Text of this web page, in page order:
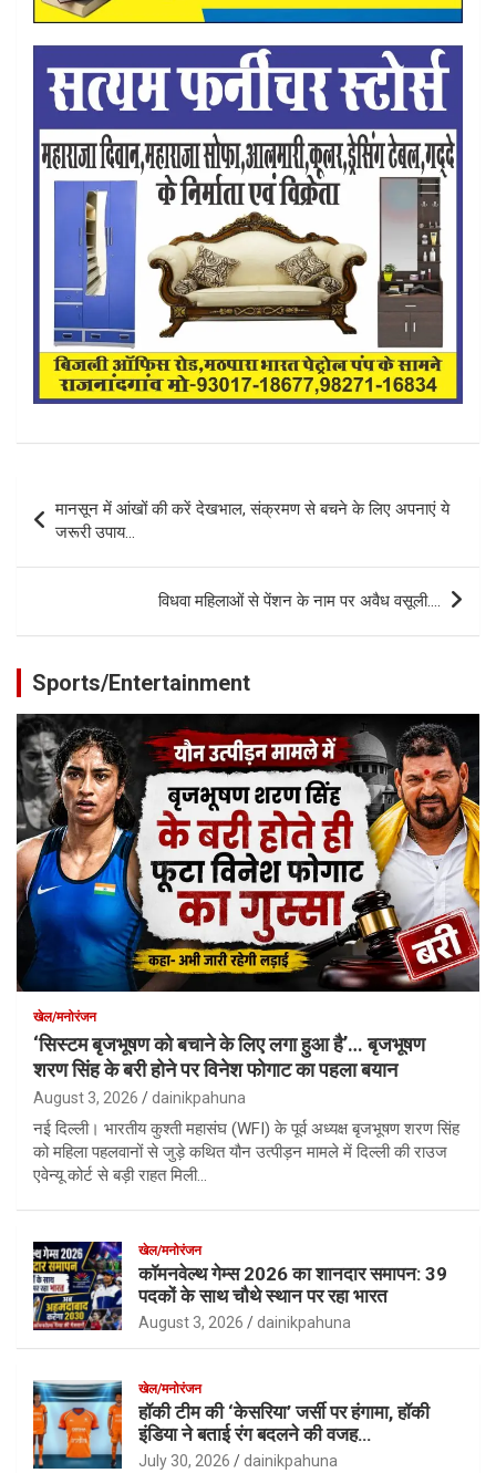
navigation
मानसून में आंखों की करें देखभाल, संक्रमण से बचने के लिए अपनाएं ये
जरूरी उपाय…
विधवा महिलाओं से पेंशन के नाम पर अवैध वसूली….
Sports/Entertainment
खेल/मनोरंजन
‘सिस्टम बृजभूषण को बचाने के लिए लगा हुआ है’… बृजभूषण
शरण सिंह के बरी होने पर विनेश फोगाट का पहला बयान
August 3, 2026 dainikpahuna
नई दिल्ली। भारतीय कुश्ती महासंघ (WFI) के पूर्व अध्यक्ष बृजभूषण शरण सिंह
को महिला पहलवानों से जुड़े कथित यौन उत्पीड़न मामले में दिल्ली की राउज
एवेन्यू कोर्ट से बड़ी राहत मिली…
खेल/मनोरंजन
कॉमनवेल्थ गेम्स 2026 का शानदार समापन: 39
पदकों के साथ चौथे स्थान पर रहा भारत
August 3, 2026 dainikpahuna
खेल/मनोरंजन
हॉकी टीम की ‘केसरिया’ जर्सी पर हंगामा, हॉकी
इंडिया ने बताई रंग बदलने की वजह…
July 30, 2026 dainikpahuna